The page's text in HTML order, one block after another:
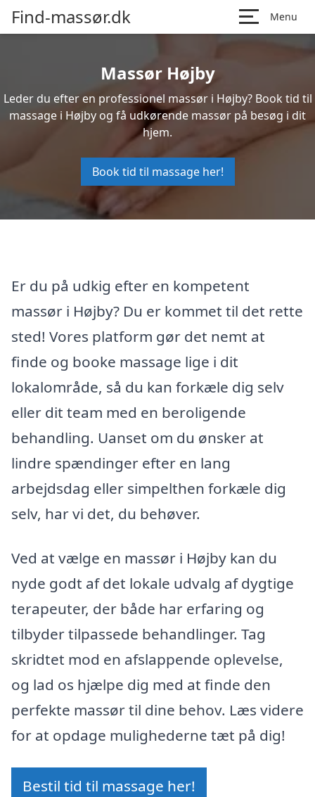
Find-massør.dk Menu
Massør Højby
Leder du efter en professionel massør i Højby? Book tid til
massage i Højby og få udkørende massør på besøg i dit
hjem.
Book tid til massage her!
Er du på udkig efter en kompetent
massør i Højby? Du er kommet til det rette
sted! Vores platform gør det nemt at
finde og booke massage lige i dit
lokalområde, så du kan forkæle dig selv
eller dit team med en beroligende
behandling. Uanset om du ønsker at
lindre spændinger efter en lang
arbejdsdag eller simpelthen forkæle dig
selv, har vi det, du behøver.
Ved at vælge en massør i Højby kan du
nyde godt af det lokale udvalg af dygtige
terapeuter, der både har erfaring og
tilbyder tilpassede behandlinger. Tag
skridtet mod en afslappende oplevelse,
og lad os hjælpe dig med at finde den
perfekte massør til dine behov. Læs videre
for at opdage mulighederne tæt på dig!
Bestil tid til massage her!